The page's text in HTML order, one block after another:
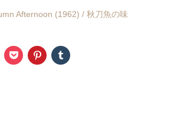
Afternoon (1962) / 秋刀魚の味